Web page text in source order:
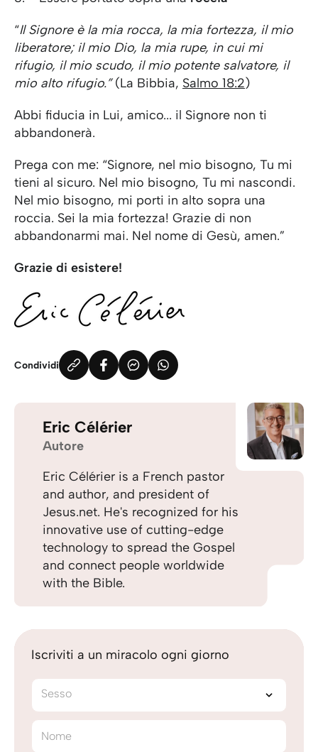
“Il Signore è la mia rocca, la mia fortezza, il mio
liberatore; il mio Dio, la mia rupe, in cui mi
rifugio, il mio scudo, il mio potente salvatore, il
mio alto rifugio.”(La Bibbia, Salmo 18:2)
Abbi fiducia in Lui, amico... il Signore non ti
abbandonerà.
Prega con me: “Signore, nel mio bisogno, Tu mi
tieni al sicuro. Nel mio bisogno, Tu mi nascondi.
Nel mio bisogno, mi porti in alto sopra una
roccia. Sei la mia fortezza! Grazie di non
abbandonarmi mai. Nel nome di Gesù, amen.”
Grazie di esistere!
Condividi
Eric Célérier
Autore
Eric Célérier is a French pastor
and author, and president of
Jesus.net. He's recognized for his
innovative use of cutting-edge
technology to spread the Gospel
and connect people worldwide
with the Bible.
Iscriviti a un miracolo ogni giorno
Sesso
Nome